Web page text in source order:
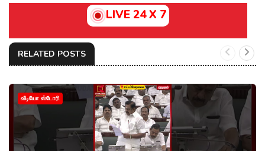
LIVE 24 X 7
RELATED POSTS
வீடியோ ஸ்டோரி